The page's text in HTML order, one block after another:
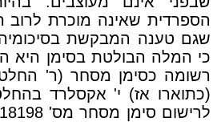
הספרדית שאינה מוכרת לרוב
שגם טענה המבקשת
רשומה כסימן מסחר (ר'
(כתוארו אז) י' אקסלרד